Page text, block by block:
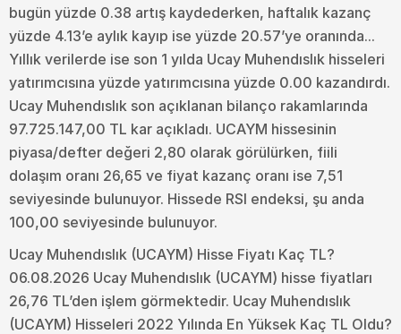
bugün yüzde 0.38 artış kaydederken, haftalık kazanç
yüzde 4.13’e aylık kayıp ise yüzde 20.57’ye oranında...
Yıllık verilerde ise son 1 yılda Ucay Muhendıslık hisseleri
yatırımcısına yüzde yatırımcısına yüzde 0.00 kazandırdı.
Ucay Muhendıslık son açıklanan bilanço rakamlarında
97.725.147,00 TL kar açıkladı. UCAYM hissesinin
piyasa/defter değeri 2,80 olarak görülürken, fiili
dolaşım oranı 26,65 ve fiyat kazanç oranı ise 7,51
seviyesinde bulunuyor. Hissede RSI endeksi, şu anda
100,00 seviyesinde bulunuyor.
Ucay Muhendıslık (UCAYM) Hisse Fiyatı Kaç TL?
06.08.2026 Ucay Muhendıslık (UCAYM) hisse fiyatları
26,76 TL’den işlem görmektedir. Ucay Muhendıslık
(UCAYM) Hisseleri 2022 Yılında En Yüksek Kaç TL Oldu?